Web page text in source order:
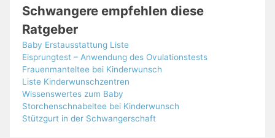
Schwangere empfehlen diese
Ratgeber
Baby Erstausstattung Liste
Eisprungtest – Anwendung des Ovulationstests
Frauenmanteltee bei Kinderwunsch
Liste Kinderwunschzentren
Wissenswertes zum Baby
Storchenschnabeltee bei Kinderwunsch
Stützgurt in der Schwangerschaft